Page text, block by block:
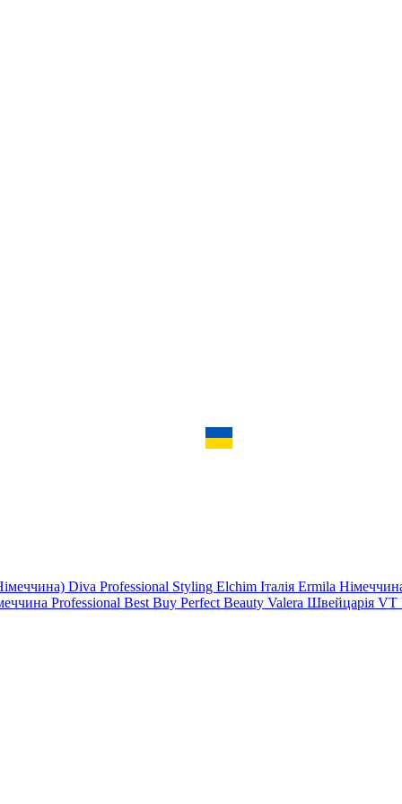
Diva Professional Styling Elchim Італія Ermila
Professional Best Buy Perfect Beauty Valera Швейцарія VT